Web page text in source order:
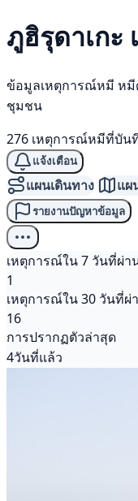
ภูฮิรุดาเกะ
ข้อมูลเหตุการณ์หมี หมี
ชุมชน
276 เหตุการณ์หมีที่บัน
แจ้งเตือน
แผนเดินทาง แผ
รายงานปัญหาข้อมูล
เหตุการณ์ใน 7 วันที่ผ่า
1
เหตุการณ์ใน 30 วันที่ผ่
16
การปรากฏตัวล่าสุด
4วันที่แล้ว